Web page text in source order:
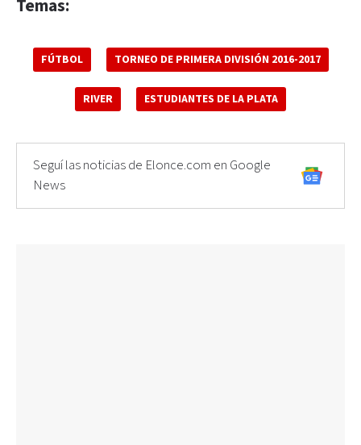
Temas:
FÚTBOL TORNEO DE PRIMERA DIVISIÓN 2016-2017
RIVER ESTUDIANTES DE LA PLATA
Seguí las noticias de Elonce.com en Google
News